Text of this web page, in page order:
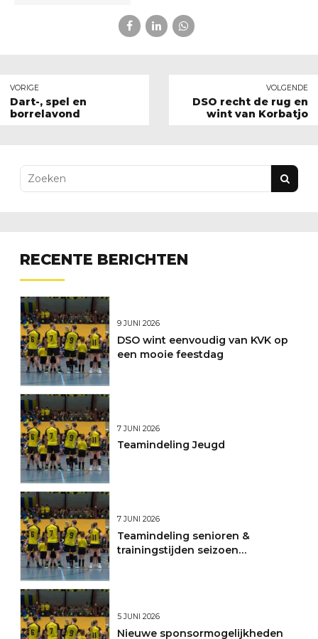
VORIGE
Dart-, spel en
borrelavond
VOLGENDE
DSO recht de rug en
wint van Korbatjo
RECENTE BERICHTEN
9 JUNI 2026
DSO wint eenvoudig van KVK op
een mooie feestdag
7 JUNI 2026
Teamindeling Jeugd
7 JUNI 2026
Teamindeling senioren &
trainingstijden seizoen
5 JUNI 2026
Nieuwe sponsormogelijkheden